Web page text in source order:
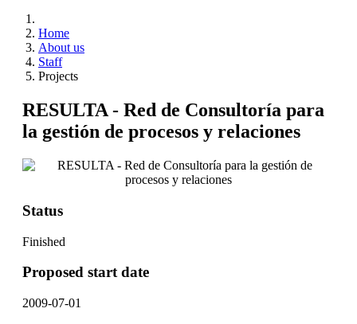
Home
About us
Staff
Projects
RESULTA - Red de Consultoría para
la gestión de procesos y relaciones
Status
Finished
Proposed start date
2009-07-01